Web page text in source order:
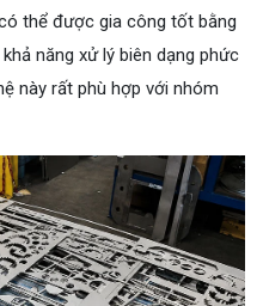
thể được gia công tốt bằng
năng xử lý biên dạng phức
này rất phù hợp với nhóm